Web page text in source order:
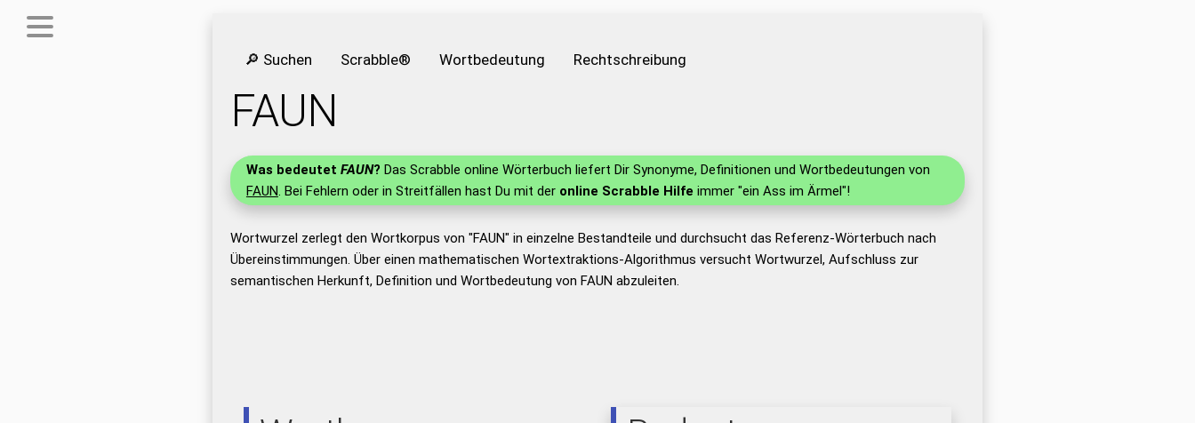
🔎 Suchen Scrabble® Wortbedeutung Rechtschreibung
FAUN
Was bedeutet FAUN? Das Scrabble online Wörterbuch liefert Dir Synonyme, Definitionen und Wortbedeutungen von
FAUN. Bei Fehlern oder in Streitfällen hast Du mit der online Scrabble Hilfe immer "ein Ass im Ärmel"!
Wortwurzel zerlegt den Wortkorpus von "FAUN" in einzelne Bestandteile und durchsucht das Referenz-Wörterbuch nach
Übereinstimmungen. Über einen mathematischen Wortextraktions-Algorithmus versucht Wortwurzel, Aufschluss zur
semantischen Herkunft, Definition und Wortbedeutung von FAUN abzuleiten.